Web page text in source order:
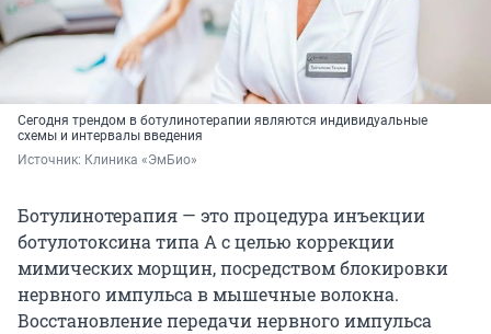
Сегодня трендом в ботулинотерапии являются индивидуальные
схемы и интервалы введения
Источник: Клиника «ЭмБио»
Ботулинотерапия — это процедура инъекции
ботулотоксина типа А с целью коррекции
мимических морщин, посредством блокировки
нервного импульса в мышечные волокна.
Восстановление передачи нервного импульса